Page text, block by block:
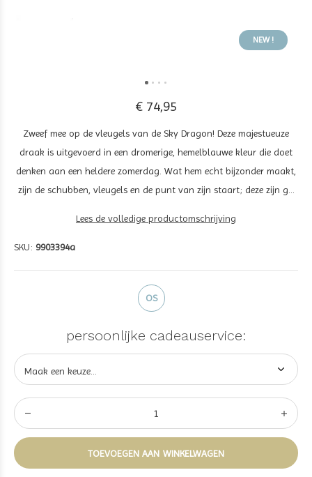
NEW !
€ 74,95
Zweef mee op de vleugels van de Sky Dragon! Deze majestueuze
draak is uitgevoerd in een dromerige, hemelblauwe kleur die doet
denken aan een heldere zomerdag. Wat hem echt bijzonder maakt,
zijn de schubben, vleugels en de punt van zijn staart; deze zijn g...
Lees de volledige productomschrijving
SKU: 9903394a
OS
persoonlijke cadeauservice:
TOEVOEGEN AAN WINKELWAGEN